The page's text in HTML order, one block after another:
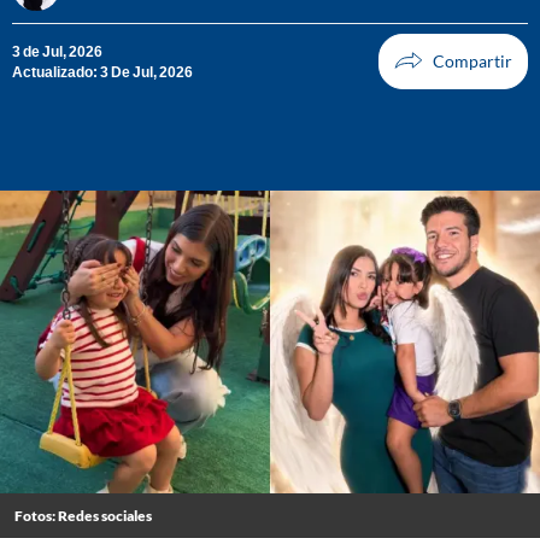
3 de Jul, 2026
Actualizado: 3 De Jul, 2026
Fotos: Redes sociales